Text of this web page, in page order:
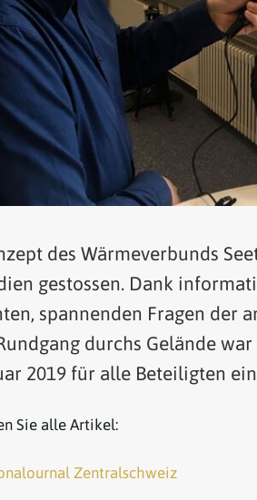
des Wärmeverbunds
gestossen. Dank
spannenden Fragen der
durchs Gelände
2019 für alle Beteiligten
Sie alle Artikel:
Zentralschweiz